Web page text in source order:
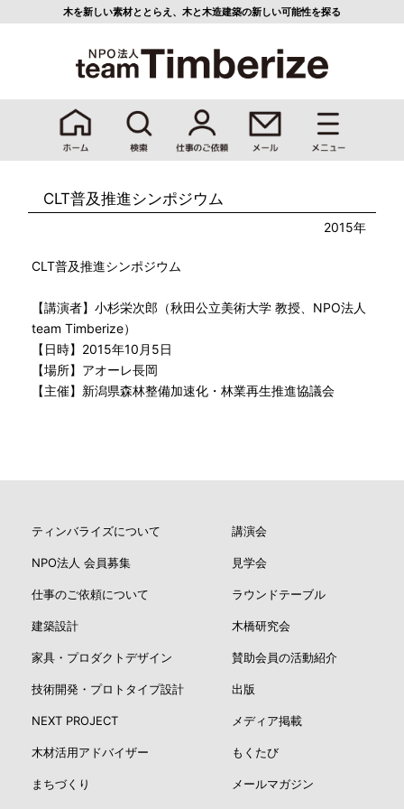
木を新しい素材ととらえ、 木と木造建築の新しい可能性を探る
CLT普及推進シンポジウム
2015年
CLT普及推進シンポジウム
【講演者】小杉栄次郎（秋田公立美術大学 教授、NPO法人
team Timberize）
【日時】2015年10月5日
【場所】アオーレ長岡
【主催】新潟県森林整備加速化・林業再生推進協議会
ティンバライズについて
NPO法人 会員募集
仕事のご依頼について
建築設計
家具・プロダクトデザイン
技術開発・プロトタイプ設計
NEXT PROJECT
木材活用アドバイザー
まちづくり
講演会
見学会
ラウンドテーブル
木橋研究会
賛助会員の活動紹介
出版
メディア掲載
もくたび
メールマガジン